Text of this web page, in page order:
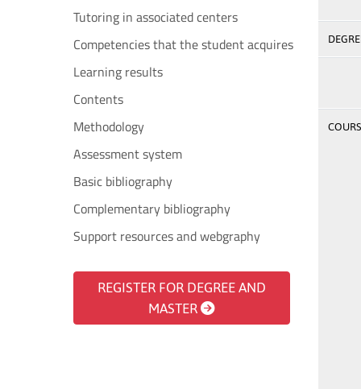
Tutoring in associated centers
Competencies that the student acquires
Learning results
Contents
Methodology
Assessment system
Basic bibliography
Complementary bibliography
Support resources and webgraphy
REGISTER FOR DEGREE AND
MASTER